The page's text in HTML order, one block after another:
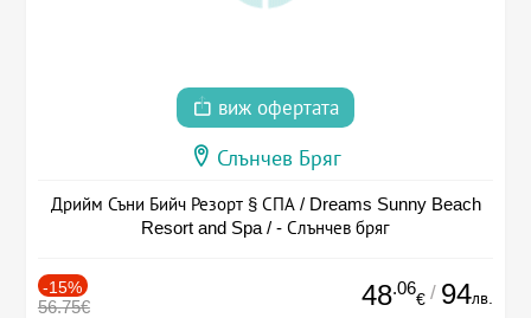
виж офертата
Слънчев Бряг
Дрийм Съни Бийч Резорт § СПА / Dreams Sunny Beach
Resort and Spa / - Слънчев бряг
-15%
56.75€ 48.06
€ / 94лв.